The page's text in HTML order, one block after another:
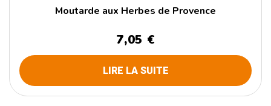
Moutarde aux Herbes de Provence
7,05 €
LIRE LA SUITE